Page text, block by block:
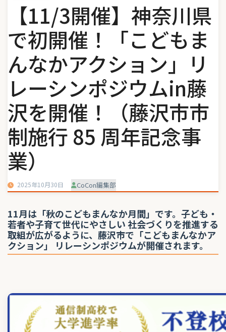
【11/3開催】神奈川県
で初開催！「こどもま
んなかアクション」リ
レーシンポジウムin藤
沢を開催！（藤沢市市
制施行 85 周年記念事
業）
2025年10月30日 CoCon編集部
11月は「秋のこどもまんなか月間」です。子ども・
若者や子育て世代にやさしい 社会づくりを推進する
取組が広がるように、藤沢市で「こどもまんなかア
クション」 リレーシンポジウムが開催されます。